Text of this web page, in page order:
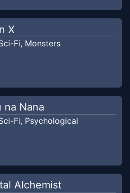
X
Fi, Monsters
na Nana
Fi, Psychological
Alchemist